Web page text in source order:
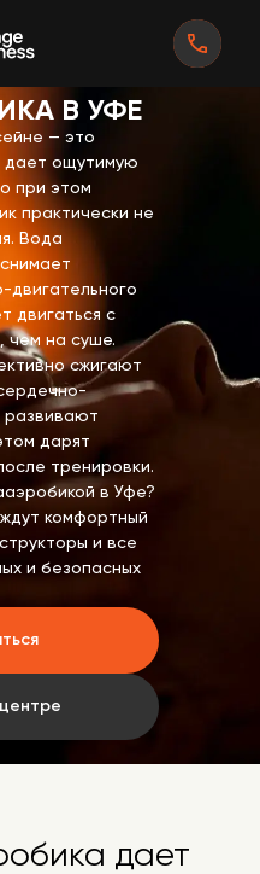
В УФЕ
— это
дает ощутимую
при этом
практически не
Вода
двигательного
двигаться с
чем на суше.
сжигают
развивают
дарят
тренировки.
в Уфе?
комфортный
и все
и безопасных
дает